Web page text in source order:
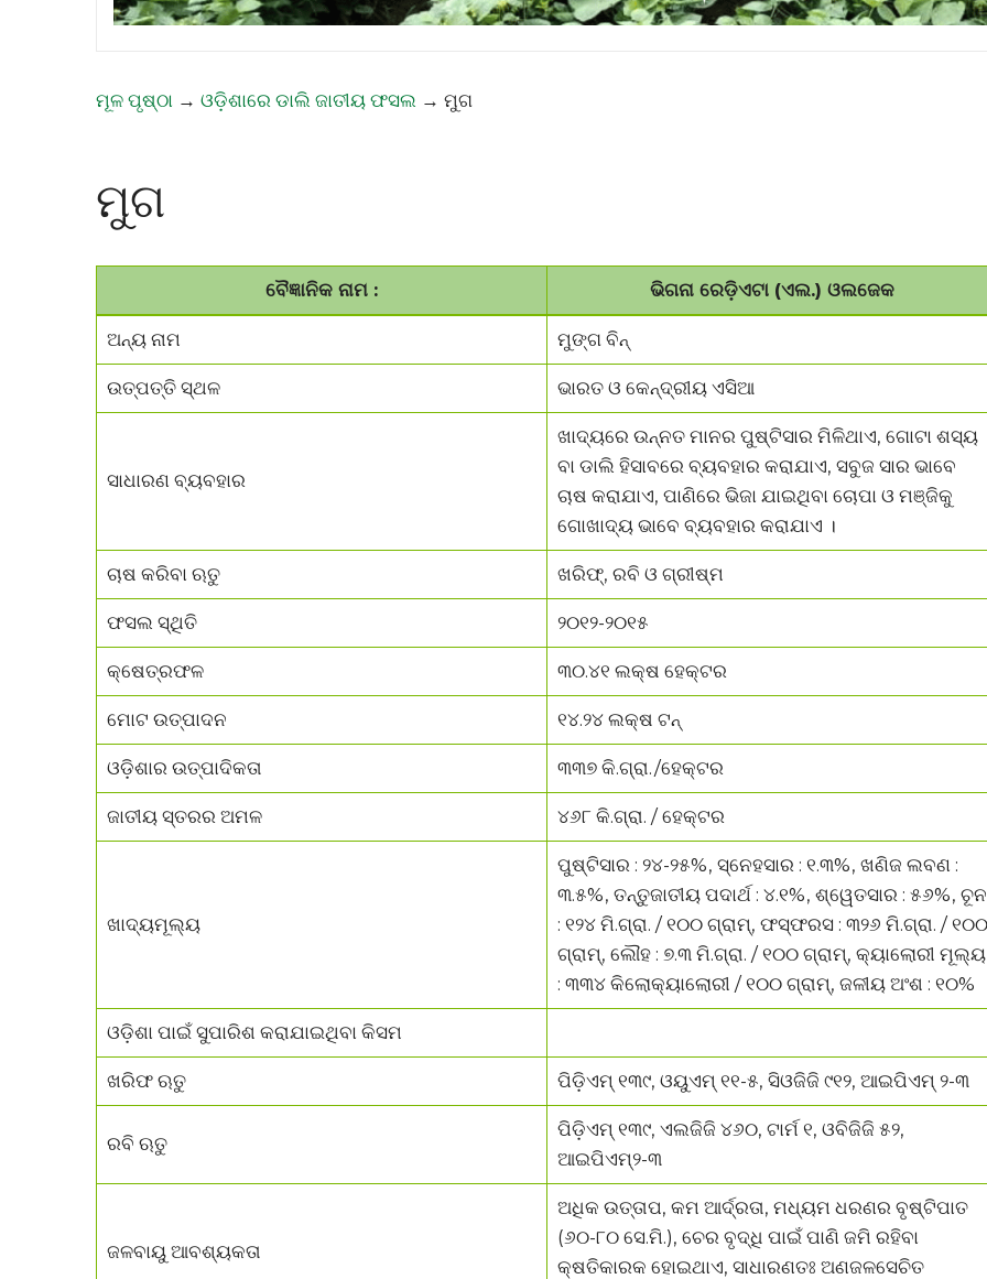
ମୂଳ ପୃଷ୍ଠା → ଓଡ଼ିଶାରେ ଡାଲି ଜାତୀୟ ଫସଲ → ମୁଗ
ମୁଗ
ବୈଜ୍ଞାନିକ ନାମ : ଭିଗନା ରେଡ଼ିଏଟା (ଏଲ.) ଓଲଜେକ
ଅନ୍ୟ ନାମ ମୁଙ୍ଗ ବିନ୍
ଉତ୍ପତ୍ତି ସ୍ଥଳ ଭାରତ ଓ କେନ୍ଦ୍ରୀୟ ଏସିଆ
ସାଧାରଣ ବ୍ୟବହାର
ଖାଦ୍ୟରେ ଉନ୍ନତ ମାନର ପୁଷ୍ଟିସାର ମିଳିଥାଏ, ଗୋଟା ଶସ୍ୟ
ବା ଡାଲି ହିସାବରେ ବ୍ୟବହାର କରାଯାଏ, ସବୁଜ ସାର ଭାବେ
ଚାଷ କରାଯାଏ, ପାଣିରେ ଭିଜା ଯାଇଥିବା ଚୋପା ଓ ମଞ୍ଜିକୁ
ଗୋଖାଦ୍ୟ ଭାବେ ବ୍ୟବହାର କରାଯାଏ ।
ଚାଷ କରିବା ଋତୁ ଖରିଫ୍, ରବି ଓ ଗ୍ରୀଷ୍ମ
ଫସଲ ସ୍ଥିତି ୨୦୧୨-୨୦୧୫
କ୍ଷେତ୍ରଫଳ ୩୦.୪୧ ଲକ୍ଷ ହେକ୍ଟର
ମୋଟ ଉତ୍ପାଦନ ୧୪.୨୪ ଲକ୍ଷ ଟନ୍
ଓଡ଼ିଶାର ଉତ୍ପାଦିକତା ୩୩୭ କି.ଗ୍ରା./ହେକ୍ଟର
ଜାତୀୟ ସ୍ତରର ଅମଳ ୪୬୮ କି.ଗ୍ରା. / ହେକ୍ଟର
ଖାଦ୍ୟମୂଲ୍ୟ
ପୁଷ୍ଟିସାର : ୨୪-୨୫%, ସ୍ନେହସାର : ୧.୩%, ଖଣିଜ ଲବଣ :
୩.୫%, ତନ୍ତୁଜାତୀୟ ପଦାର୍ଥ : ୪.୧%, ଶ୍ୱେତସାର : ୫୬%, ଚୂନ
: ୧୨୪ ମି.ଗ୍ରା. / ୧୦୦ ଗ୍ରାମ୍, ଫସ୍ଫରସ : ୩୨୬ ମି.ଗ୍ରା. / ୧୦୦
ଗ୍ରାମ୍, ଲୌହ : ୭.୩ ମି.ଗ୍ରା. / ୧୦୦ ଗ୍ରାମ୍, କ୍ୟାଲୋରୀ ମୂଲ୍ୟ
: ୩୩୪ କିଲୋକ୍ୟାଲୋରୀ / ୧୦୦ ଗ୍ରାମ୍, ଜଳୀୟ ଅଂଶ : ୧୦%
ଓଡ଼ିଶା ପାଇଁ ସୁପାରିଶ କରାଯାଇଥିବା କିସମ
ଖରିଫ ଋତୁ ପିଡ଼ିଏମ୍ ୧୩୯, ଓୟୁଏମ୍ ୧୧-୫, ସିଓଜିଜି ୯୧୨, ଆଇପିଏମ୍ ୨-୩
ରବି ଋତୁ
ପିଡ଼ିଏମ୍ ୧୩୯, ଏଲଜିଜି ୪୬୦, ଟାର୍ମ ୧, ଓବିଜିଜି ୫୨,
ଆଇପିଏମ୍୨-୩
ଜଳବାୟୁ ଆବଶ୍ୟକତା
ଅଧିକ ଉତ୍ତାପ, କମ ଆର୍ଦ୍ରତା, ମଧ୍ୟମ ଧରଣର ବୃଷ୍ଟିପାତ
(୬୦-୮୦ ସେ.ମି.), ଚେର ବୃଦ୍ଧି ପାଇଁ ପାଣି ଜମି ରହିବା
କ୍ଷତିକାରକ ହୋଇଥାଏ, ସାଧାରଣତଃ ଅଣଜଳସେଚିତ